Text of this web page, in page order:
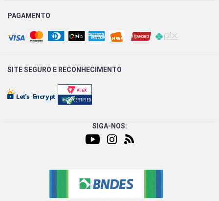
PAGAMENTO
SITE SEGURO E RECONHECIMENTO
SIGA-NOS: